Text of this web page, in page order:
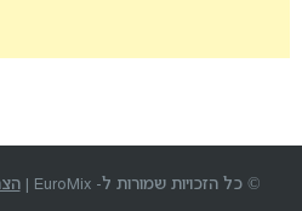
© כל הזכויות שמורות ל- EuroMix |